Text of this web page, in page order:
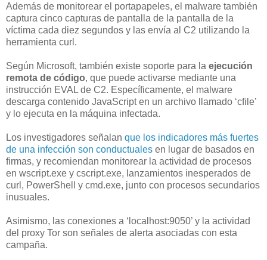
Además de monitorear el portapapeles, el malware también
captura cinco capturas de pantalla de la pantalla de la
víctima cada diez segundos y las envía al C2 utilizando la
herramienta curl.
Según Microsoft, también existe soporte para la ejecución
remota de código, que puede activarse mediante una
instrucción EVAL de C2. Específicamente, el malware
descarga contenido JavaScript en un archivo llamado ‘cfile’
y lo ejecuta en la máquina infectada.
Los investigadores señalan que los indicadores más fuertes
de una infección son conductuales en lugar de basados en
firmas, y recomiendan monitorear la actividad de procesos
en wscript.exe y cscript.exe, lanzamientos inesperados de
curl, PowerShell y cmd.exe, junto con procesos secundarios
inusuales.
Asimismo, las conexiones a ‘localhost:9050’ y la actividad
del proxy Tor son señales de alerta asociadas con esta
campaña.